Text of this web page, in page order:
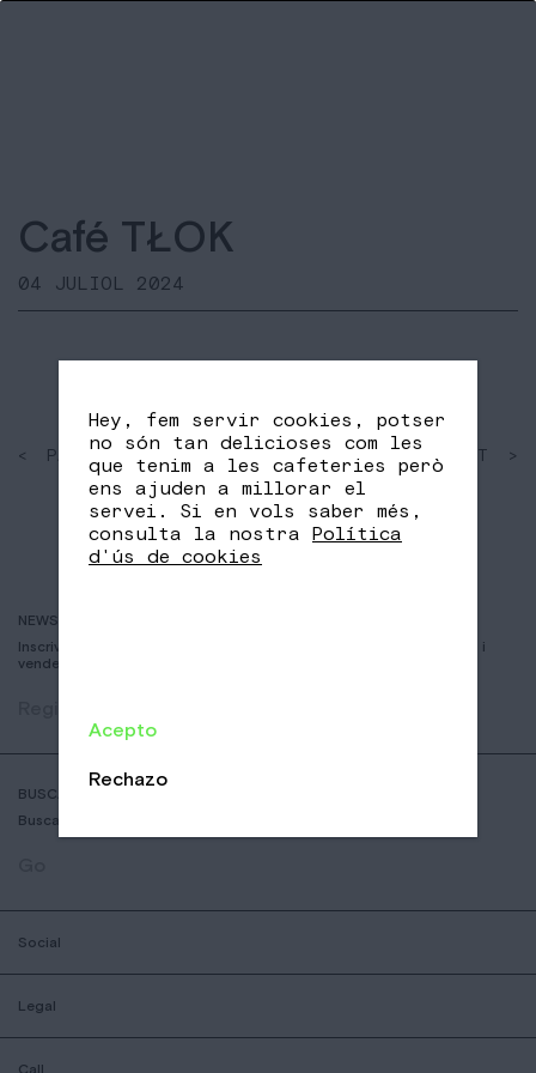
Café TŁOK
04 JULIOL 2024
< PAST
SHARE
FB
TW
NEXT >
NEWSLETTER
Inscriviu-vos per rebre informació sobre nous cafès, esdeveniments i
vendes
BUSCADOR DE COFFESSHOPS
Busca la botiga nomad mes aprop teu
Social
Legal
Hey, fem servir cookies, potser
no són tan delicioses com les
que tenim a les cafeteries però
ens ajuden a millorar el
servei. Si en vols saber més,
consulta la nostra Política
d'ús de cookies
Acepto
Rechazo